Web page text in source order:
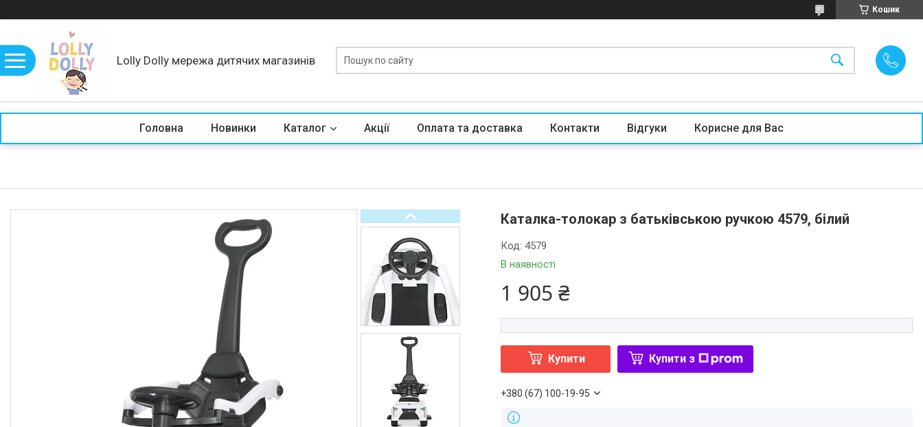
Кошик
Lolly Dolly мережа дитячих магазинів
Головна Новинки Каталог Акції Оплата та доставка Контакти Відгуки Корисне для Вас
Каталка-толокар з батьківською ручкою 4579, білий
В наявності
Код:4579
1 905 ₴
Купити Купити з
+380 (67) 100-19-95